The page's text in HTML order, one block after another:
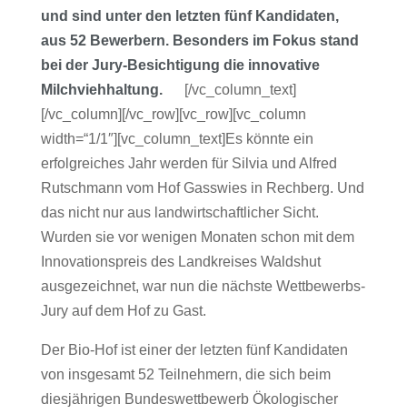
und sind unter den letzten fünf Kandidaten,
aus 52 Bewerbern. Besonders im Fokus stand
bei der Jury-Besichtigung die innovative
Milchviehhaltung.
[/vc_column_text]
[/vc_column][/vc_row][vc_row][vc_column
width=“1/1″][vc_column_text]Es könnte ein
erfolgreiches Jahr werden für Silvia und Alfred
Rutschmann vom Hof Gasswies in Rechberg. Und
das nicht nur aus landwirtschaftlicher Sicht.
Wurden sie vor wenigen Monaten schon mit dem
Innovationspreis des Landkreises Waldshut
ausgezeichnet, war nun die nächste Wettbewerbs-
Jury auf dem Hof zu Gast.
Der Bio-Hof ist einer der letzten fünf Kandidaten
von insgesamt 52 Teilnehmern, die sich beim
diesjährigen Bundeswettbewerb Ökologischer